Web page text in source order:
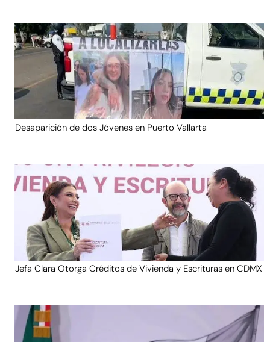
Desaparición de dos Jóvenes en Puerto Vallarta
Jefa Clara Otorga Créditos de Vivienda y Escrituras en CDMX